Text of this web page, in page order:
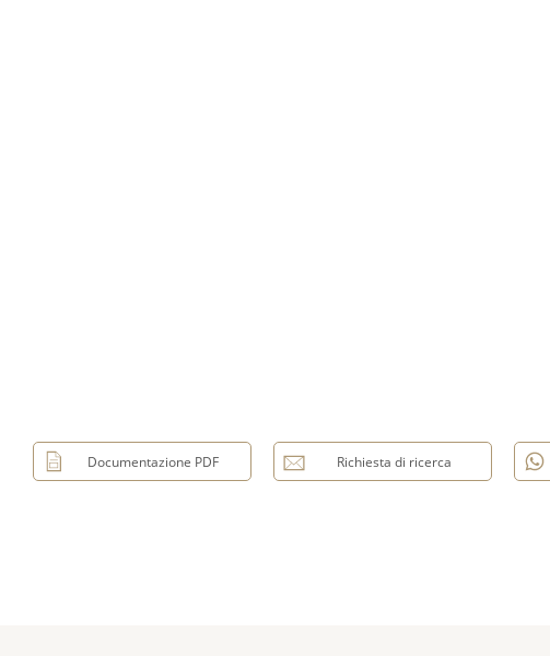
Documentazione PDF Richiesta di ricerca